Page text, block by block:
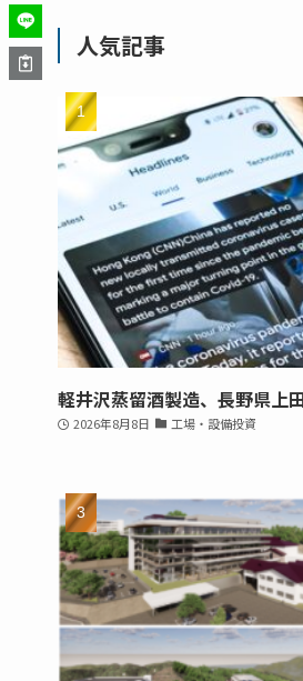
人気記事
軽井沢蒸留酒製造、長野県上
2026年8月8日 工場・設備投資